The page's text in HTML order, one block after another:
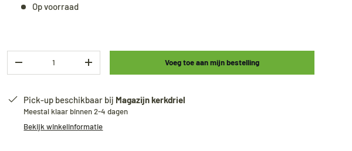
Op voorraad
-
+ Voeg toe aan mijn bestelling
Pick-up beschikbaar bij Magazijn kerkdriel
Meestal klaar binnen 2-4 dagen
Bekijk winkelinformatie